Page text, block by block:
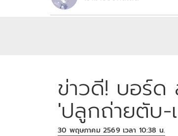
ข่าวดี! บอร์ด
'ปลูกถ่ายตับ-
30 พฤษภาคม 2569 เวลา 10:38 น.